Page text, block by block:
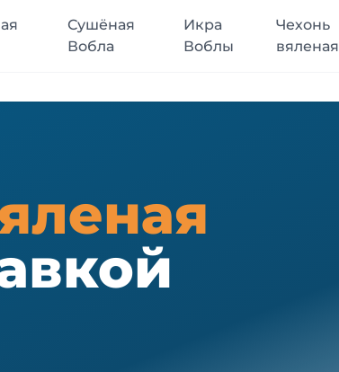
Сушёная
Вобла
Икра
Воблы
Чехонь
вяленая